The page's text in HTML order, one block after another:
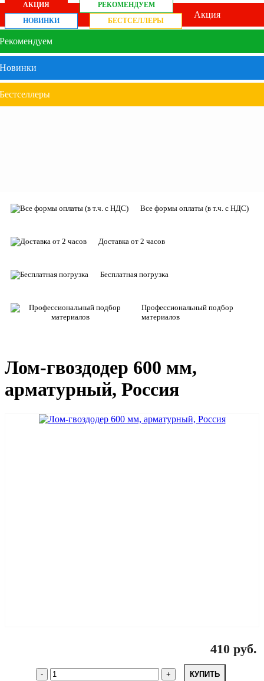
АКЦИЯ
РЕКОМЕНДУЕМ
НОВИНКИ
БЕСТСЕЛЛЕРЫ
Акция
Рекомендуем
Новинки
Бестселлеры
Все формы оплаты (в т.ч. с НДС)
Доставка от 2 часов
Бесплатная погрузка
Профессиональный подбор
материалов
Лом-гвоздодер 600 мм,
арматурный, Россия
410 руб.
КУПИТЬ